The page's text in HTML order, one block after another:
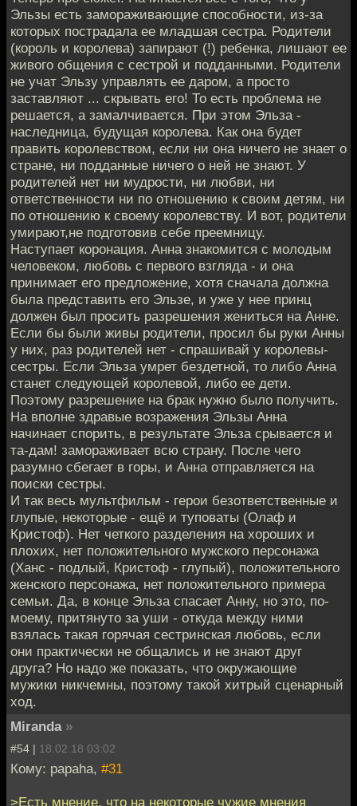
Эльзы есть замораживающие способности, из-за
которых пострадала ее младшая сестра. Родители
(король и королева) запирают (!) ребенка, лишают ее
живого общения с сестрой и подданными. Родители
не учат Эльзу управлять ее даром, а просто
заставляют ... скрывать его! То есть проблема не
решается, а замалчивается. При этом Эльза -
наследница, будущая королева. Как она будет
править королевством, если ни она ничего не знает о
стране, ни подданные ничего о ней не знают. У
родителей нет ни мудрости, ни любви, ни
ответственности ни по отношению к своим детям, ни
по отношению к своему королевству. И вот, родители
умирают,не подготовив себе преемницу.
Наступает коронация. Анна знакомится с молодым
человеком, любовь с первого взгляда - и она
принимает его предложение, хотя сначала должна
была представить его Эльзе, и уже у нее принц
должен был просить разрешения жениться на Анне.
Если бы были живы родители, просил бы руки Анны
у них, раз родителей нет - спрашивай у королевы-
сестры. Если Эльза умрет бездетной, то либо Анна
станет следующей королевой, либо ее дети.
Поэтому разрешение на брак нужно было получить.
На вполне здравые возражения Эльзы Анна
начинает спорить, в результате Эльза срывается и
та-дам! замораживает всю страну. После чего
разумно сбегает в горы, и Анна отправляется на
поиски сестры.
И так весь мультфильм - герои безответственные и
глупые, некоторые - ещё и туповаты (Олаф и
Кристоф). Нет четкого разделения на хороших и
плохих, нет положительного мужского персонажа
(Ханс - подлый, Кристоф - глупый), положительного
женского персонажа, нет положительного примера
семьи. Да, в конце Эльза спасает Анну, но это, по-
моему, притянуто за уши - откуда между ними
взялась такая горячая сестринская любовь, если
они практически не общались и не знают друг
друга? Но надо же показать, что окружающие
мужики никчемны, поэтому такой хитрый сценарный
ход.
Miranda »
#54 | 18.02.18 03:02
Кому: papaha, #31
>Есть мнение, что на некоторые чужие мнения